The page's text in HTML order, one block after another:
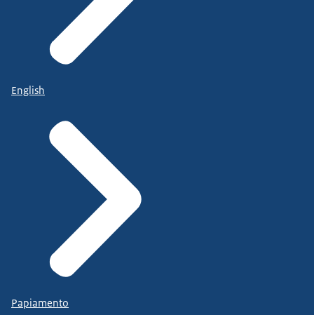
English
Papiamento